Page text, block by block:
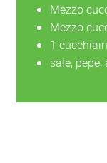
Mezzo
Mezzo
1
sale,